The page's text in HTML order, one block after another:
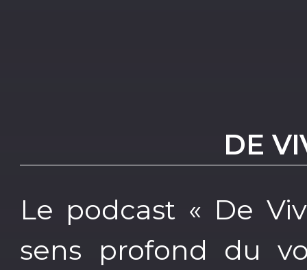
DE
Le podcast « De
sens profond du